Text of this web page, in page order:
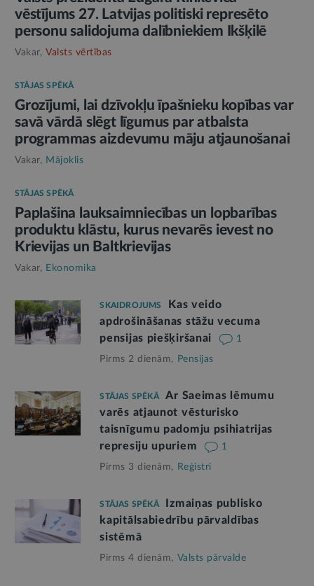
vēstījums 27. Latvijas politiski represēto
personu salidojuma dalībniekiem Ikšķilē
Vakar, Valsts vērtības
STĀJAS SPĒKĀ
Grozījumi, lai dzīvokļu īpašnieku kopības var
savā vārdā slēgt līgumus par atbalsta
programmas aizdevumu māju atjaunošanai
Vakar, Mājoklis
STĀJAS SPĒKĀ
Paplašina lauksaimniecības un lopbarības
produktu klāstu, kurus nevarēs ievest no
Krievijas un Baltkrievijas
Vakar, Ekonomika
SKAIDROJUMS
Kas veido
apdrošināšanas stāžu vecuma
pensijas piešķiršanai
1
Pirms 2 dienām, Pensijas
STĀJAS SPĒKĀ
Ar Saeimas lēmumu
varēs atjaunot vēsturisko
taisnīgumu padomju psihiatrijas
represiju upuriem
1
Pirms 3 dienām, Reģistri
STĀJAS SPĒKĀ
Izmaiņas publisko
kapitālsabiedrību pārvaldības
sistēmā
Pirms 4 dienām, Valsts pārvalde